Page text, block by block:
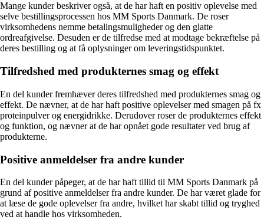
Mange kunder beskriver også, at de har haft en positiv oplevelse med
selve bestillingsprocessen hos MM Sports Danmark. De roser
virksomhedens nemme betalingsmuligheder og den glatte
ordreafgivelse. Desuden er de tilfredse med at modtage bekræftelse på
deres bestilling og at få oplysninger om leveringstidspunktet.
Tilfredshed med produkternes smag og effekt
En del kunder fremhæver deres tilfredshed med produkternes smag og
effekt. De nævner, at de har haft positive oplevelser med smagen på fx
proteinpulver og energidrikke. Derudover roser de produkternes effekt
og funktion, og nævner at de har opnået gode resultater ved brug af
produkterne.
Positive anmeldelser fra andre kunder
En del kunder påpeger, at de har haft tillid til MM Sports Danmark på
grund af positive anmeldelser fra andre kunder. De har været glade for
at læse de gode oplevelser fra andre, hvilket har skabt tillid og tryghed
ved at handle hos virksomheden.